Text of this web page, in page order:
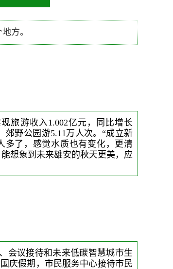
方。
旅游收入1.002亿元，同比增长
郊野公园游5.11万人次。“成立新
多了，感觉水质也有变化，更清
想象到未来雄安的秋天更美，应
会议接待和未来低碳智慧城市生
庆假期，市民服务中心接待市民